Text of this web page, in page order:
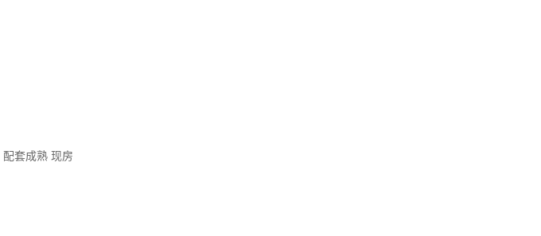
配套成熟 现房